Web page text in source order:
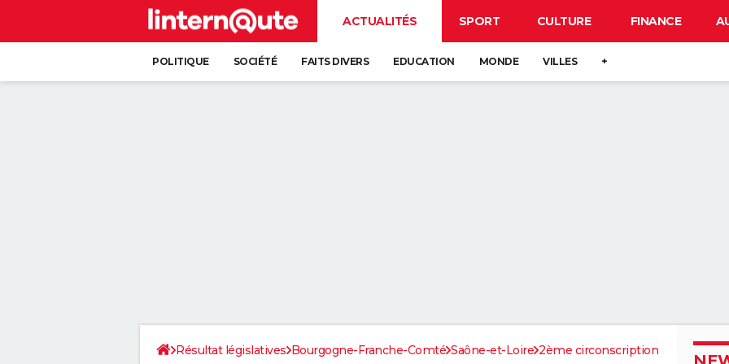
ACTUALITÉS SPORT CULTURE FINANCE
POLITIQUE SOCIÉTÉ FAITS DIVERS EDUCATION MONDE VILLES +
Résultat législatives Bourgogne-Franche-Comté Saône-et-Loire 2ème circonscription